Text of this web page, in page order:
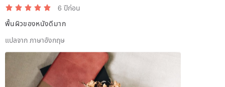
Other overseas buyers:
Will be sent by registered mail in Hongkong Post
6 ปีก่อน
พื้นผิวของหนังดีมาก
แปลจาก ภาษาอังกฤษ